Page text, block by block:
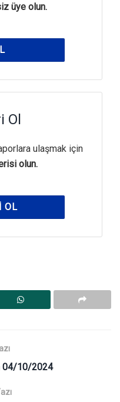
üye olun.
Ol
ulaşmak için
olun.
OL
04/10/2024